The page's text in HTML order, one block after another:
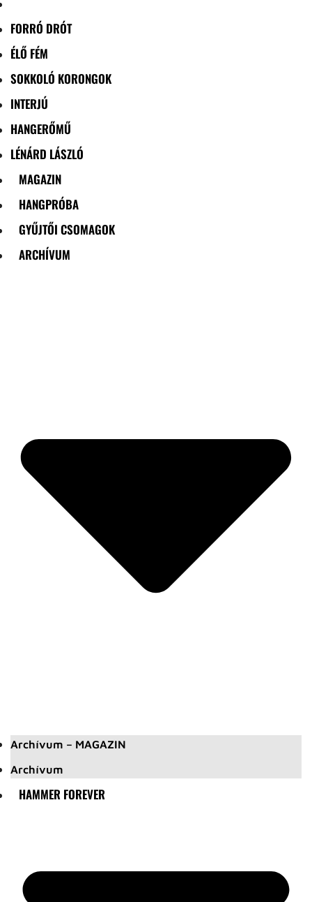
FORRÓ DRÓT
ÉLŐ FÉM
SOKKOLÓ KORONGOK
INTERJÚ
HANGERŐMŰ
LÉNÁRD LÁSZLÓ
MAGAZIN
HANGPRÓBA
GYŰJTŐI CSOMAGOK
ARCHÍVUM
Archívum – MAGAZIN
Archívum
HAMMER FOREVER